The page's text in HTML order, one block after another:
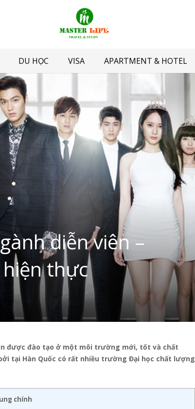
DU HỌC VISA APARTMENT & HOTEL
diễn viên –
thực
được đào tạo ở một môi trường mới, tốt và chất
tại Hàn Quốc có rất nhiều trường Đại học chất lượng
chính